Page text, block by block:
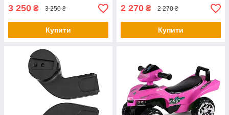
3 250 ₴ 3 250 ₴
Купити
2 270 ₴ 2 270 ₴
Купити